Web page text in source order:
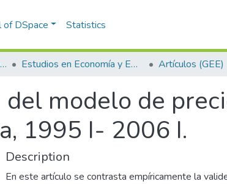
of DSpace Statistics
Escuela de Finanzas, Economía y Gobierno Estudios en Economía y Empresa (GEE) Artículos (GEE)
modelo de
1995 I- 2006 I.
Description
En este artículo se contrasta empíricamente la